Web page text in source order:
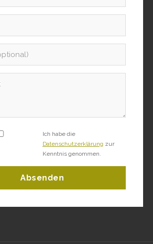
Ich habe die
Datenschutzerklärung zur
Kenntnis genommen.
Absenden